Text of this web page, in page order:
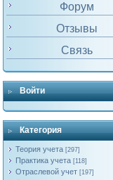
Форум
Отзывы
Связь
Войти
Категория
Теория учета [297]
Практика учета [118]
Отраслевой учет [197]